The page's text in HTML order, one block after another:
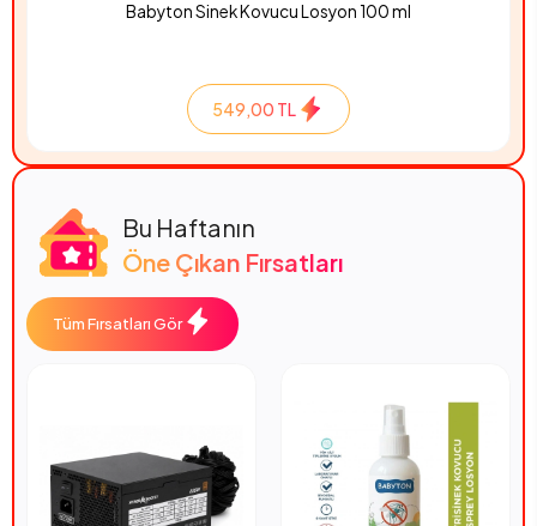
Babyton Sinek Kovucu Losyon 100 ml
549,00 TL
Bu Haftanın
Öne Çıkan Fırsatları
Tüm Fırsatları Gör